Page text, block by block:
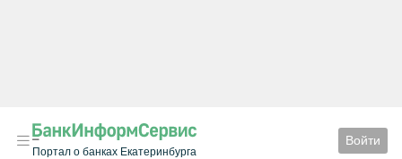
Портал о банках Екатеринбурга
Войти